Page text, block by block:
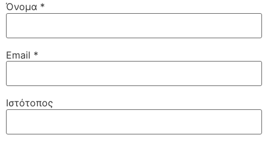
Όνομα *
Email *
Ιστότοπος